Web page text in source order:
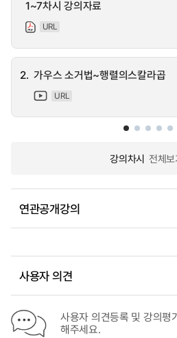
1~7차시 강의자료
URL
2. 가우스 소거법~행렬의스칼라곱
URL
강의차시 전체보
연관공개강의
사용자 의견
사용자 의견등록 및 강의평
해주세요.